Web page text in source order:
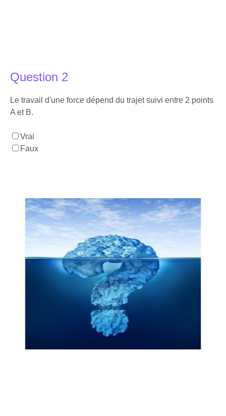
Question 2
Le travail d'une force dépend du trajet suivi entre 2 points
A et B.
Vrai
Faux